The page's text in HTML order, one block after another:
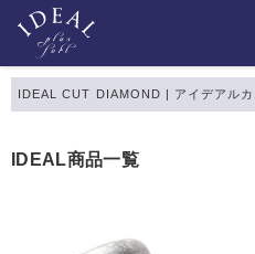
IDEAL CUT DIAMOND | アイデアルカ
IDEAL商品一覧